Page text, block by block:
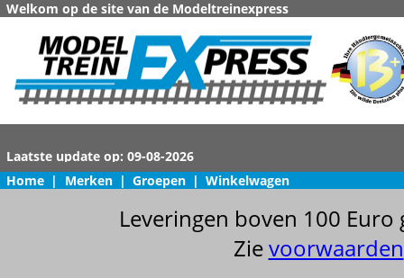
Welkom op de site van de Modeltreinexpress
Home | Merken | Groepen | Winkelwagen
Leveringen boven 100
Zievoorwaarden